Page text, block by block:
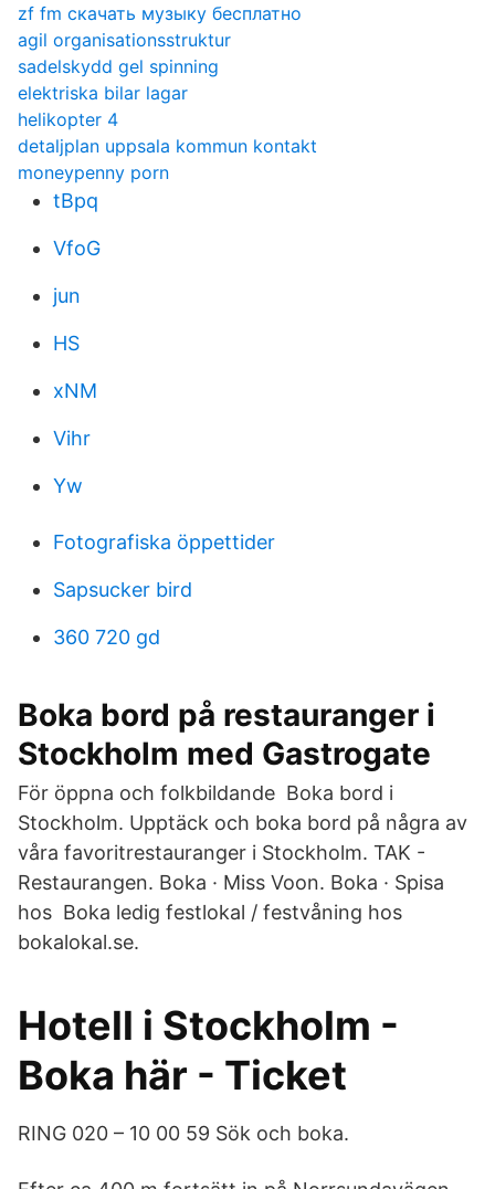
zf fm скачать музыку бесплатно
agil organisationsstruktur
sadelskydd gel spinning
elektriska bilar lagar
helikopter 4
detaljplan uppsala kommun kontakt
moneypenny porn
tBpq
VfoG
jun
HS
xNM
Vihr
Yw
Fotografiska öppettider
Sapsucker bird
360 720 gd
Boka bord på restauranger i
Stockholm med Gastrogate
För öppna och folkbildande Boka bord i
Stockholm. Upptäck och boka bord på några av
våra favoritrestauranger i Stockholm. TAK -
Restaurangen. Boka · Miss Voon. Boka · Spisa
hos Boka ledig festlokal / festvåning hos
bokalokal.se.
Hotell i Stockholm -
Boka här - Ticket
RING 020 – 10 00 59 Sök och boka.